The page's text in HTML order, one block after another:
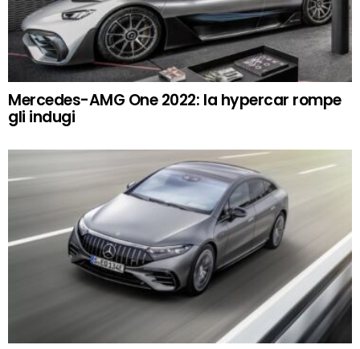
Mercedes-AMG One 2022: la hypercar rompe
gli indugi